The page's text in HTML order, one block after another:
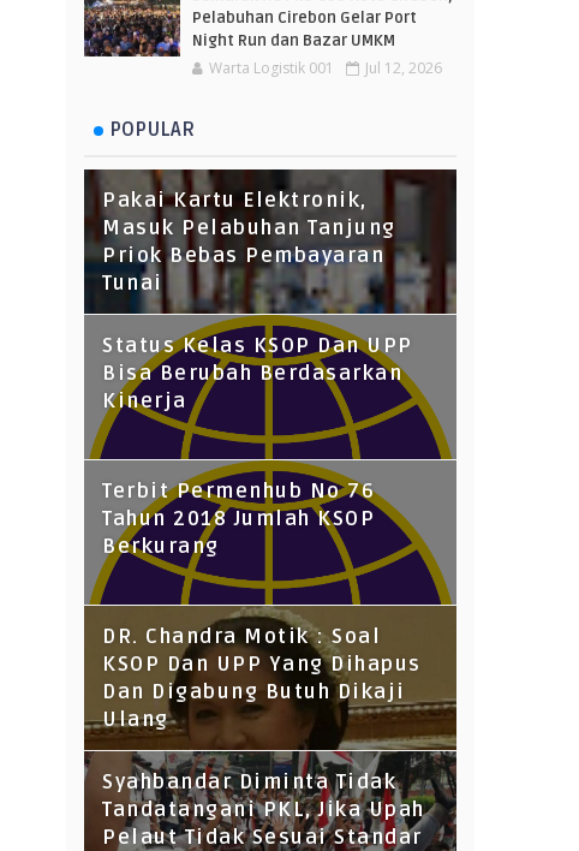
Pelabuhan Cirebon Gelar Port
Night Run dan Bazar UMKM
Warta Logistik 001 Jul 12, 2026
POPULAR
Pakai Kartu Elektronik,
Masuk Pelabuhan Tanjung
Priok Bebas Pembayaran
Tunai
Status Kelas KSOP Dan UPP
Bisa Berubah Berdasarkan
Kinerja
Terbit Permenhub No 76
Tahun 2018 Jumlah KSOP
Berkurang
DR. Chandra Motik : Soal
KSOP Dan UPP Yang Dihapus
Dan Digabung Butuh Dikaji
Ulang
Syahbandar Diminta Tidak
Tandatangani PKL, Jika Upah
Pelaut Tidak Sesuai Standar